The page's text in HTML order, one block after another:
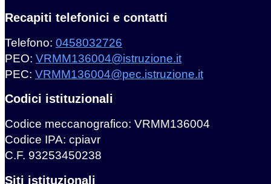
Recapiti telefonici e contatti
Telefono: 0458032726
PEO: VRMM136004@istruzione.it
PEC: VRMM136004@pec.istruzione.it
Codici istituzionali
Codice meccanografico: VRMM136004
Codice IPA: cpiavr
C.F. 93253450238
Siti istituzionali